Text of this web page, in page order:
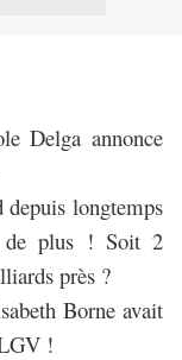
Delga annonce
longtemps
de plus ! Soit 2
près ?
Borne avait
!